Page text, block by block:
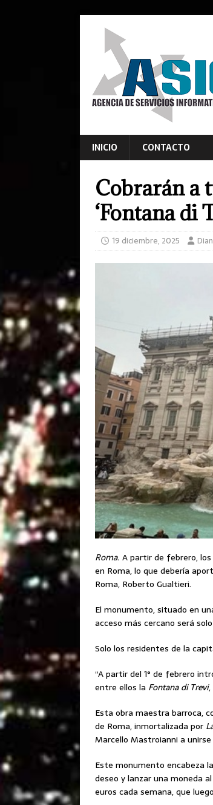
INICIO CONTACTO
Cobrarán a
‘Fontana di
19 diciembre, 2025
Roma. A partir de febrero,
en Roma, lo que debería
Roma, Roberto Gualtieri.
El monumento, situado en
acceso más cercano será
Solo los residentes de la
“A partir del 1° de febrero
entre ellos la Fontana di Trevi
Esta obra maestra barroca,
de Roma, inmortalizada por
Marcello Mastroianni a
Este monumento encabeza
deseo y lanzar una moneda
euros cada semana, que